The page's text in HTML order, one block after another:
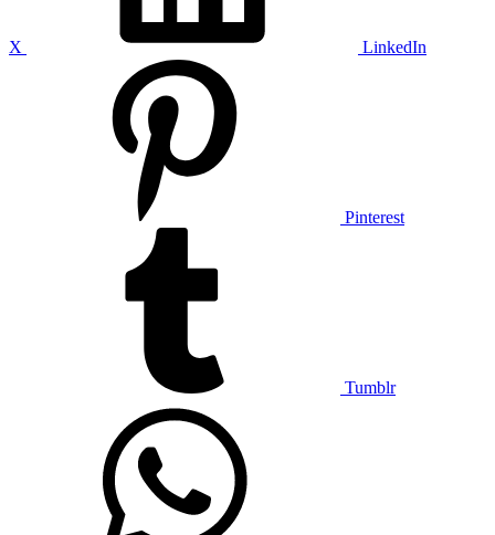
X LinkedIn
Pinterest
Tumblr